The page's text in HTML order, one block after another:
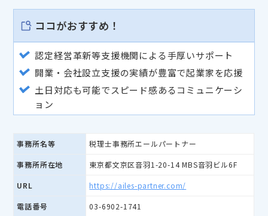
ココがおすすめ！
認定経営革新等支援機関による手厚いサポート
開業・会社設立支援の実績が豊富で起業家を応援
土日対応も可能でスピード感あるコミュニケーシ
ョン
事務所名等 税理士事務所エールパートナー
事務所所在地 東京都文京区音羽1-20-14 MBS音羽ビル6F
URL https://ailes-partner.com/
電話番号 03-6902-1741